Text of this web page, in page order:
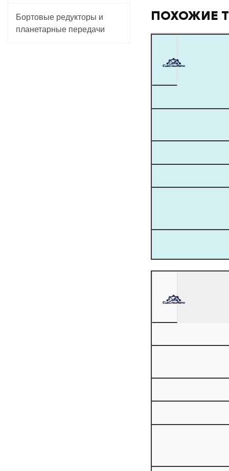
Бортовые редукторы и
планетарные передачи
ПОХОЖИЕ